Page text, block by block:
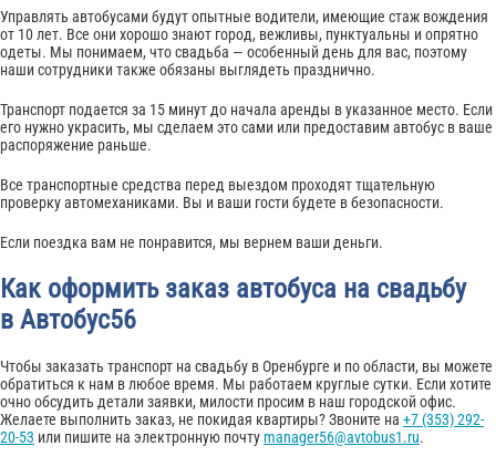
Управлять автобусами будут опытные водители, имеющие стаж вождения
от 10 лет. Все они хорошо знают город, вежливы, пунктуальны и опрятно
одеты. Мы понимаем, что свадьба — особенный день для вас, поэтому
наши сотрудники также обязаны выглядеть празднично.
Транспорт подается за 15 минут до начала аренды в указанное место. Если
его нужно украсить, мы сделаем это сами или предоставим автобус в ваше
распоряжение раньше.
Все транспортные средства перед выездом проходят тщательную
проверку автомеханиками. Вы и ваши гости будете в безопасности.
Если поездка вам не понравится, мы вернем ваши деньги.
Как оформить заказ автобуса на свадьбу
в Автобус56
Чтобы заказать транспорт на свадьбу в Оренбурге и по области, вы можете
обратиться к нам в любое время. Мы работаем круглые сутки. Если хотите
очно обсудить детали заявки, милости просим в наш городской офис.
Желаете выполнить заказ, не покидая квартиры? Звоните на +7 (353) 292-
20-53 или пишите на электронную почту manager56@avtobus1.ru.